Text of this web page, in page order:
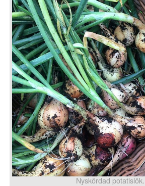
Nyskördad potatislök.